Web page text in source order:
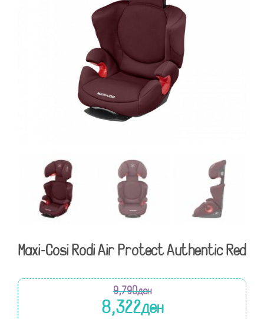
Maxi-Cosi Rodi Air Protect Authentic Red
9,790ден
8,322ден